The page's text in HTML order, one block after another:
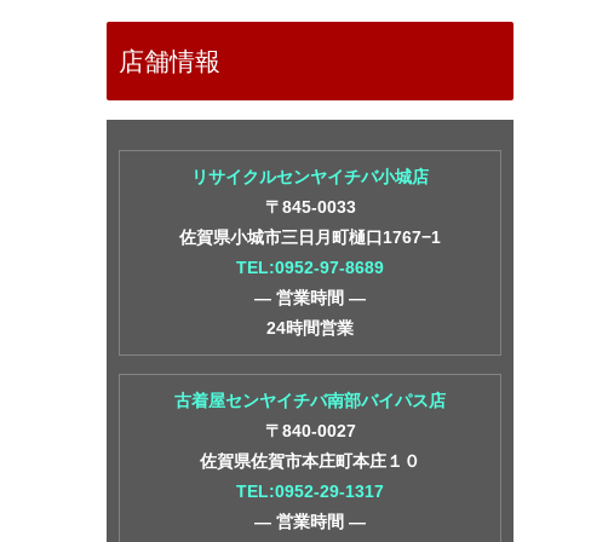
店舗情報
リサイクルセンヤイチバ小城店
〒845-0033
佐賀県小城市三日月町樋口1767−1
TEL:0952-97-8689
― 営業時間 ―
24時間営業
古着屋センヤイチバ南部バイパス店
〒840-0027
佐賀県佐賀市本庄町本庄１０
TEL:0952-29-1317
― 営業時間 ―